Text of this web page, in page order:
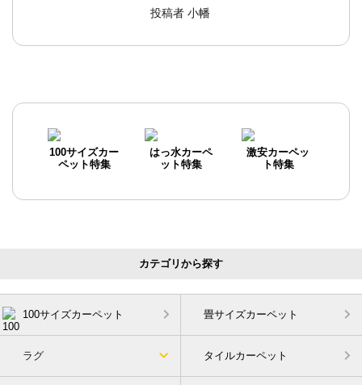
投稿者小幡
100サイズカー
ペット特集
はっ水カーペ
ット特集
激安カーペッ
ト特集
カテゴリから探す
100サイズカーペット 畳サイズカーペット
ラグ タイルカーペット